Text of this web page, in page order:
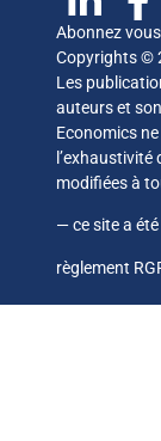
Abonnez
Copyrights ©
Les
auteurs et
Economics
modifiées à
— ce site a
règlement